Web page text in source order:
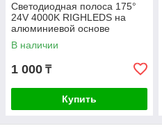
Светодиодная полоса 175°
24V 4000K RIGHLEDS на
алюминиевой основе
В наличии
1 000 ₸
Купить